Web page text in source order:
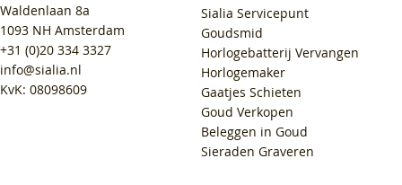
Waldenlaan 8a
1093 NH Amsterdam
+31 (0)20 334 3327
info@sialia.nl
KvK: 08098609
Sialia Servicepunt
Goudsmid
Horlogebatterij Vervangen
Horlogemaker
Gaatjes Schieten
Goud Verkopen
Beleggen in Goud
Sieraden Graveren